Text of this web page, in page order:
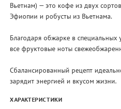
Вьетнам) — это кофе из двух
Эфиопии и робусты из Вьетнама.
Благодаря обжарке в специальных
все фруктовые ноты
Сбалансированный рецепт
зарядит энергией и вкусом жизни.
ХАРАКТЕРИСТИКИ